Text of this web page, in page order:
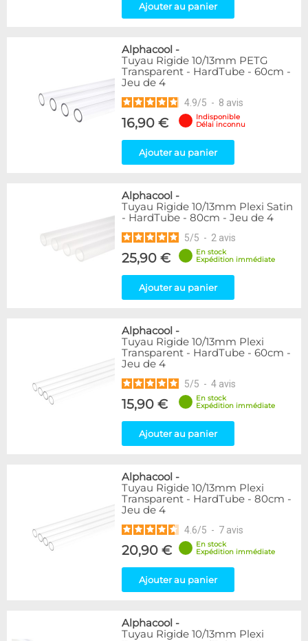
Ajouter au panier
Alphacool -
Tuyau Rigide 10/13mm PETG
Transparent - HardTube - 60cm -
Jeu de 4
4.9/5 - 8 avis
16,90 €
Indisponible
Délai inconnu
Ajouter au panier
Alphacool -
Tuyau Rigide 10/13mm Plexi Satin
- HardTube - 80cm - Jeu de 4
5/5 - 2 avis
25,90 €
En stock
Expédition immédiate
Ajouter au panier
Alphacool -
Tuyau Rigide 10/13mm Plexi
Transparent - HardTube - 60cm -
Jeu de 4
5/5 - 4 avis
15,90 €
En stock
Expédition immédiate
Ajouter au panier
Alphacool -
Tuyau Rigide 10/13mm Plexi
Transparent - HardTube - 80cm -
Jeu de 4
4.6/5 - 7 avis
20,90 €
En stock
Expédition immédiate
Ajouter au panier
Alphacool -
Tuyau Rigide 10/13mm Plexi